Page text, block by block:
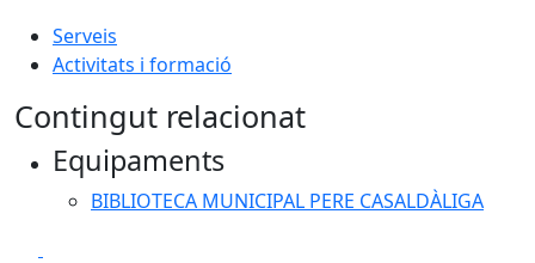
Serveis
Activitats i formació
Contingut relacionat
Equipaments
BIBLIOTECA MUNICIPAL PERE CASALDÀLIGA